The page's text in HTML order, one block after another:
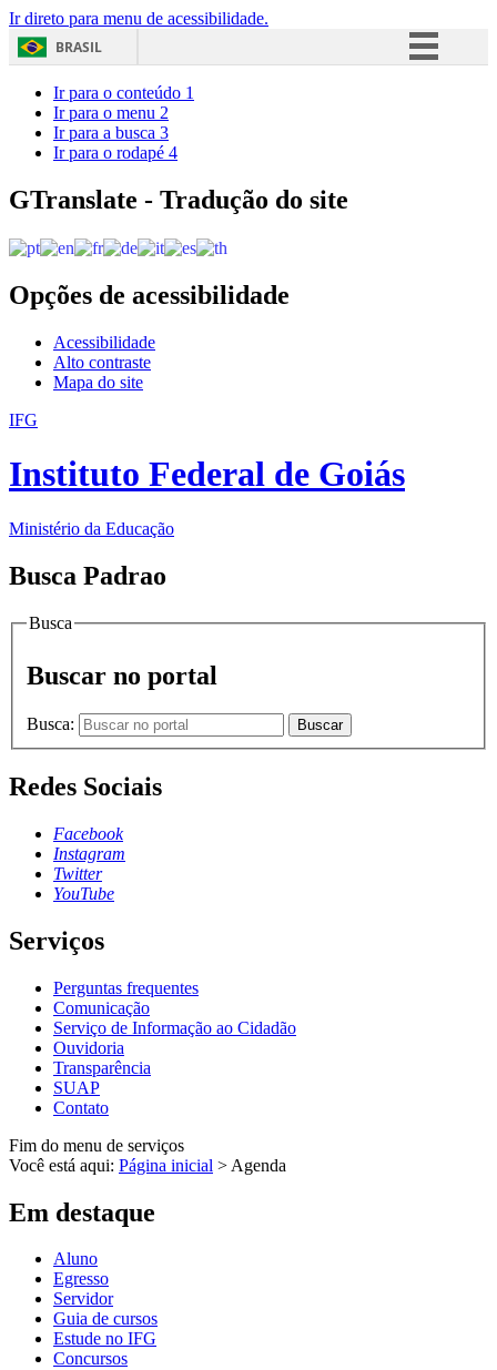
Ir direto para menu de acessibilidade.
BRASIL
Acesso à informação
Ir para o conteúdo 1
Ir para o menu 2
Ir para a busca 3
Ir para o rodapé 4
GTranslate - Tradução do site
Opções de acessibilidade
Acessibilidade
Alto contraste
Mapa do site
IFG
Instituto Federal de Goiás
Ministério da Educação
Busca Padrao
Busca
Buscar no portal
Busca: Buscar
Redes Sociais
Facebook
Instagram
Twitter
YouTube
Serviços
Perguntas frequentes
Comunicação
Serviço de Informação ao Cidadão
Ouvidoria
Transparência
SUAP
Contato
Fim do menu de serviços
Você está aqui: Página inicial > Agenda
Em destaque
Aluno
Egresso
Servidor
Guia de cursos
Estude no IFG
Concursos